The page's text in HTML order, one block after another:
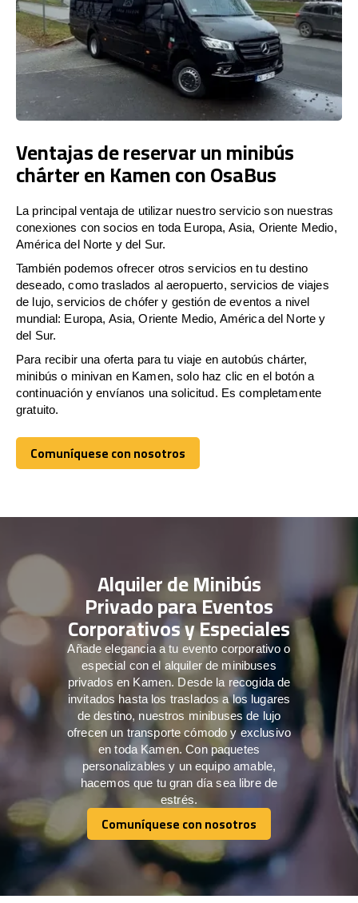
Ventajas de reservar un minibús
chárter en Kamen con OsaBus
La principal ventaja de utilizar nuestro servicio son nuestras
conexiones con socios en toda Europa, Asia, Oriente Medio,
América del Norte y del Sur.
También podemos ofrecer otros servicios en tu destino
deseado, como traslados al aeropuerto, servicios de viajes
de lujo, servicios de chófer y gestión de eventos a nivel
mundial: Europa, Asia, Oriente Medio, América del Norte y
del Sur.
Para recibir una oferta para tu viaje en autobús chárter,
minibús o minivan en Kamen, solo haz clic en el botón a
continuación y envíanos una solicitud. Es completamente
gratuito.
Comuníquese con nosotros
Comuníquese con nosotros
Alquiler de Minibús
Privado para Eventos
Corporativos y Especiales
Añade elegancia a tu evento corporativo o
especial con el alquiler de minibuses
privados en Kamen. Desde la recogida de
invitados hasta los traslados a los lugares
de destino, nuestros minibuses de lujo
ofrecen un transporte cómodo y exclusivo
en toda Kamen. Con paquetes
personalizables y un equipo amable,
hacemos que tu gran día sea libre de
estrés.
Comuníquese con nosotros
Comuníquese con nosotros